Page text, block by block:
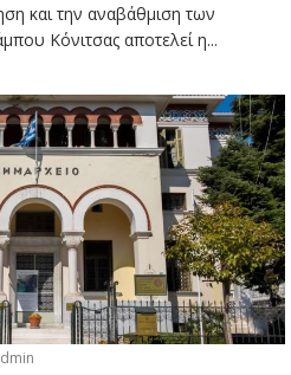
και την αναβάθμιση των
Κόνιτσας αποτελεί η...